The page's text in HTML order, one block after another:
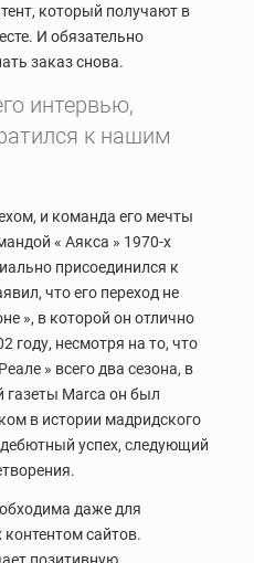
который получают в
И обязательно
заказ снова.
интервью,
к нашим
и команда его мечты
« Аякса » 1970-х
присоединился к
что его переход не
», в которой он отлично
году, несмотря на то, что
» всего два сезона, в
газеты Marca он был
в истории мадридского
успех, следующий
даже для
сайтов.